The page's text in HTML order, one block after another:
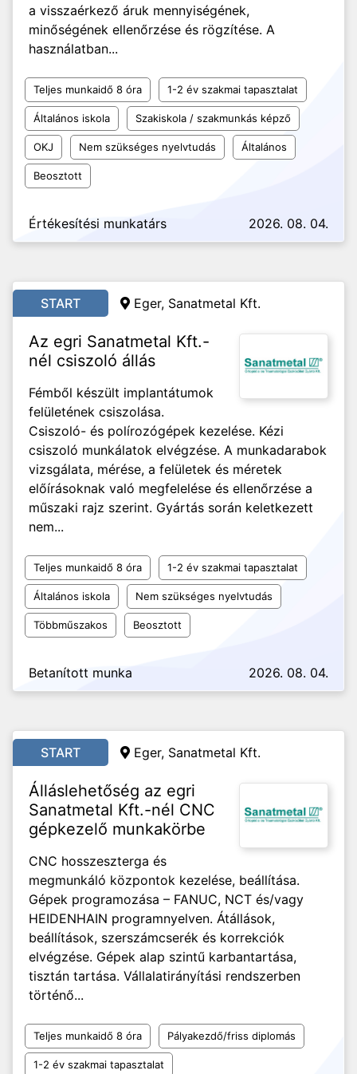
a visszaérkező áruk mennyiségének,
minőségének ellenőrzése és rögzítése. A
használatban...
Teljes munkaidő 8 óra 1-2 év szakmai tapasztalat
Általános iskola Szakiskola / szakmunkás képző
OKJ Nem szükséges nyelvtudás Általános
Beosztott
Értékesítési munkatárs 2026. 08. 04.
START Eger, Sanatmetal Kft.
Az egri Sanatmetal Kft.-
nél csiszoló állás
Fémből készült implantátumok
felületének csiszolása.
Csiszoló- és polírozógépek kezelése. Kézi
csiszoló munkálatok elvégzése. A munkadarabok
vizsgálata, mérése, a felületek és méretek
előírásoknak való megfelelése és ellenőrzése a
műszaki rajz szerint. Gyártás során keletkezett
nem...
Teljes munkaidő 8 óra 1-2 év szakmai tapasztalat
Általános iskola Nem szükséges nyelvtudás
Többműszakos Beosztott
Betanított munka 2026. 08. 04.
START Eger, Sanatmetal Kft.
Álláslehetőség az egri
Sanatmetal Kft.-nél CNC
gépkezelő munkakörbe
CNC hosszeszterga és
megmunkáló központok kezelése, beállítása.
Gépek programozása – FANUC, NCT és/vagy
HEIDENHAIN programnyelven. Átállások,
beállítások, szerszámcserék és korrekciók
elvégzése. Gépek alap szintű karbantartása,
tisztán tartása. Vállalatirányítási rendszerben
történő...
Teljes munkaidő 8 óra Pályakezdő/friss diplomás
1-2 év szakmai tapasztalat